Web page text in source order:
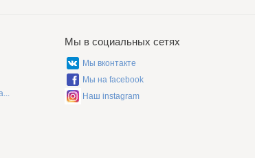
Мы в социальных сетях
Мы вконтакте
Мы на facebook
Наш instagram